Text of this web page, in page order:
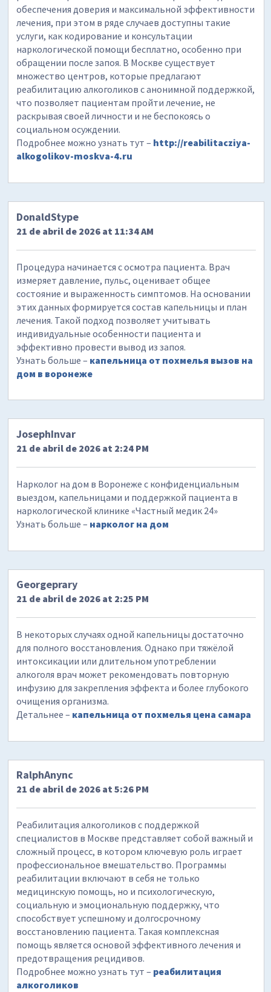
обеспечения доверия и максимальной эффективности
лечения, при этом в ряде случаев доступны такие
услуги, как кодирование и консультации
наркологической помощи бесплатно, особенно при
обращении после запоя. В Москве существует
множество центров, которые предлагают
реабилитацию алкоголиков с анонимной поддержкой,
что позволяет пациентам пройти лечение, не
раскрывая своей личности и не беспокоясь о
социальном осуждении.
Подробнее можно узнать тут – http://reabilitacziya-
alkogolikov-moskva-4.ru
DonaldStype
21 de abril de 2026 at 11:34 AM
Процедура начинается с осмотра пациента. Врач
измеряет давление, пульс, оценивает общее
состояние и выраженность симптомов. На основании
этих данных формируется состав капельницы и план
лечения. Такой подход позволяет учитывать
индивидуальные особенности пациента и
эффективно провести вывод из запоя.
Узнать больше – капельница от похмелья вызов на
дом в воронеже
JosephInvar
21 de abril de 2026 at 2:24 PM
Нарколог на дом в Воронеже с конфиденциальным
выездом, капельницами и поддержкой пациента в
наркологической клинике «Частный медик 24»
Узнать больше – нарколог на дом
Georgeprary
21 de abril de 2026 at 2:25 PM
В некоторых случаях одной капельницы достаточно
для полного восстановления. Однако при тяжёлой
интоксикации или длительном употреблении
алкоголя врач может рекомендовать повторную
инфузию для закрепления эффекта и более глубокого
очищения организма.
Детальнее – капельница от похмелья цена самара
RalphAnync
21 de abril de 2026 at 5:26 PM
Реабилитация алкоголиков с поддержкой
специалистов в Москве представляет собой важный и
сложный процесс, в котором ключевую роль играет
профессиональное вмешательство. Программы
реабилитации включают в себя не только
медицинскую помощь, но и психологическую,
социальную и эмоциональную поддержку, что
способствует успешному и долгосрочному
восстановлению пациента. Такая комплексная
помощь является основой эффективного лечения и
предотвращения рецидивов.
Подробнее можно узнать тут – реабилитация
алкоголиков